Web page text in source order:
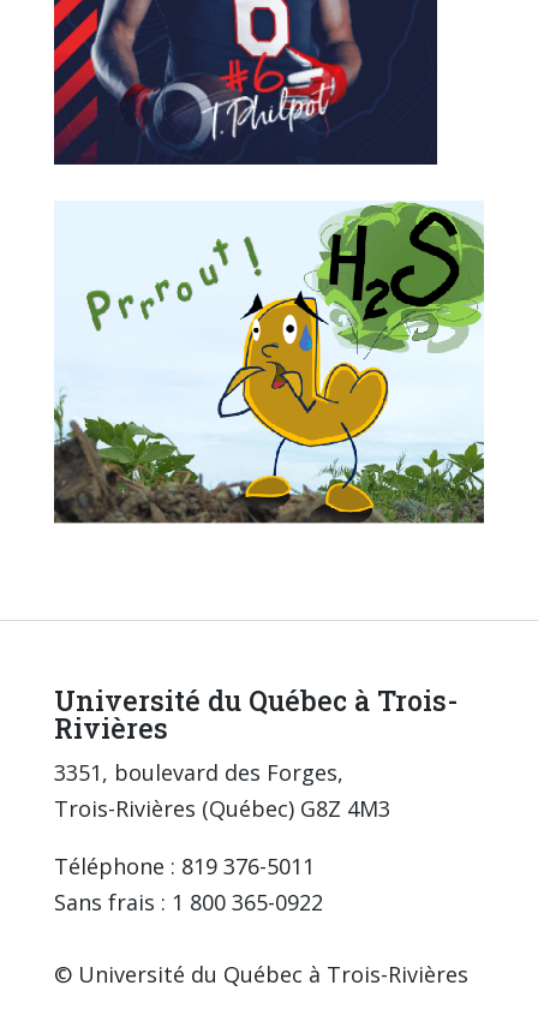
Université du Québec à Trois-
Rivières
3351, boulevard des Forges,
Trois-Rivières (Québec) G8Z 4M3
Téléphone : 819 376-5011
Sans frais : 1 800 365-0922
© Université du Québec à Trois-Rivières